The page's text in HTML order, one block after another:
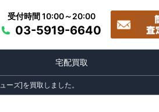
受付時間 10:00～20:00
03-5919-6640
宅配買取
ーズ]を買取しました。